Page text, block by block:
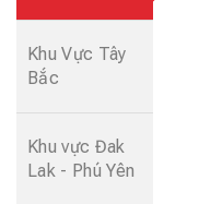
Khu Vực Tây
Bắc
Khu vực Đak
Lak - Phú Yên